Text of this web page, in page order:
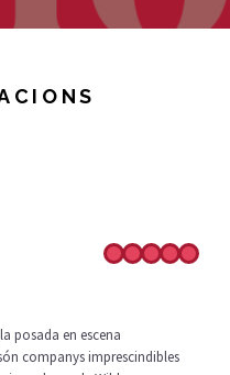
posada en escena
companys imprescindibles